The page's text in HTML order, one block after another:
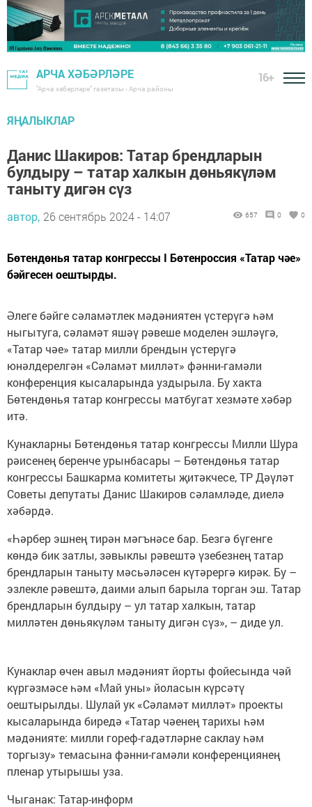
АРЧА ХӘБӘРЛӘРЕ
"Арча хәбәрләре" газетасы - Арча районы
16+
ЯҢАЛЫКЛАР
Данис Шакиров: Татар брендларын
булдыру – татар халкын дөньякүләм
таныту дигән сүз
автор, 26 сентябрь 2024 - 14:07 657 0 0
Бөтендөнья татар конгрессы I Бөтенроссия «Татар чәе»
бәйгесен оештырды.
Әлеге бәйге сәламәтлек мәдәниятен үстерүгә һәм
ныгытуга, сәламәт яшәү рәвеше моделен эшләүгә,
«Татар чәе» татар милли брендын үстерүгә
юнәлдерелгән «Сәламәт милләт» фәнни-гамәли
конференция кысаларында уздырыла. Бу хакта
Бөтендөнья татар конгрессы матбугат хезмәте хәбәр
итә.
Кунакларны Бөтендөнья татар конгрессы Милли Шура
рәисенең беренче урынбасары – Бөтендөнья татар
конгрессы Башкарма комитеты җитәкчесе, ТР Дәүләт
Советы депутаты Данис Шакиров сәламләде, диелә
хәбәрдә.
«Һәрбер эшнең тирән мәгънәсе бар. Безгә бүгенге
көндә бик затлы, зәвыклы рәвештә үзебезнең татар
брендларын таныту мәсьәләсен күтәрергә кирәк. Бу –
эзлекле рәвештә, даими алып барыла торган эш. Татар
брендларын булдыру – ул татар халкын, татар
милләтен дөньякүләм таныту дигән сүз», – диде ул.
Кунаклар өчен авыл мәдәният йорты фойесында чәй
күргәзмәсе һәм «Май уны» йоласын күрсәтү
оештырылды. Шулай ук «Сәламәт милләт» проекты
кысаларында биредә «Татар чәенең тарихы һәм
мәдәнияте: милли гореф-гадәтләрне саклау һәм
торгызу» темасына фәнни-гамәли конференциянең
пленар утырышы уза.
Чыганак: Татар-информ